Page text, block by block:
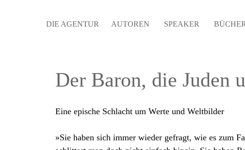
DIE AGENTUR AUTOREN SPEAKER BÜCHER
Der Baron, die Juden
Eine epische Schlacht um Werte und Weltbilder
»Sie haben sich immer wieder gefragt, wie es zum